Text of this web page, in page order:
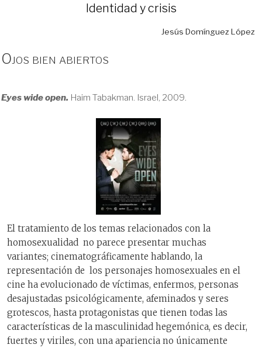
Identidad y crisis
Jesús Domínguez López
Ojos bien abiertos
Eyes wide open. Haim Tabakman. Israel, 2009.
El tratamiento de los temas relacionados con la
homosexualidad no parece presentar muchas
variantes; cinematográficamente hablando, la
representación de los personajes homosexuales en el
cine ha evolucionado de víctimas, enfermos, personas
desajustadas psicológicamente, afeminados y seres
grotescos, hasta protagonistas que tienen todas las
características de la masculinidad hegemónica, es decir,
fuertes y viriles, con una apariencia no únicamente